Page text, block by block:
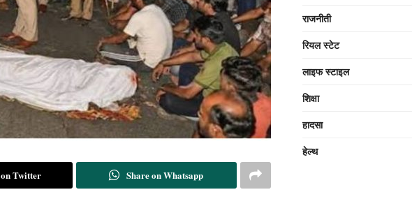
Twitter Share on Whatsapp
राजनीती
रियल स्टेट
लाइफ स्टाइल
शिक्षा
हादसा
हेल्थ